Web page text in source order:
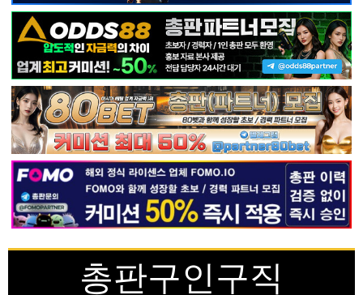
총판구인구직